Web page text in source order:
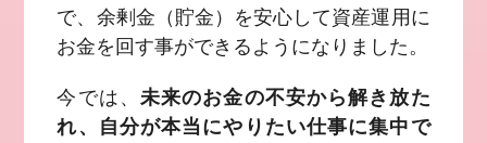
で、余剰金（貯金）を安心して資産運用に
お金を回す事ができるようになりました。
今では、 未来のお金の不安から解き放た
れ、自分が本当にやりたい仕事に集中で